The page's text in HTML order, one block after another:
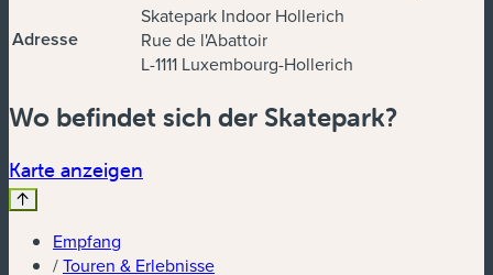
Adresse
Skatepark Indoor Hollerich
Rue de l'Abattoir
L-1111 Luxembourg-Hollerich
Wo befindet sich der Skatepark?
Karte anzeigen
Empfang
/Touren & Erlebnisse